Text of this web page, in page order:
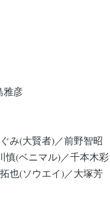
雅彦
み(大賢者)／前野智昭
慎(ベニマル)／千本木彩
也(ソウエイ)／大塚芳